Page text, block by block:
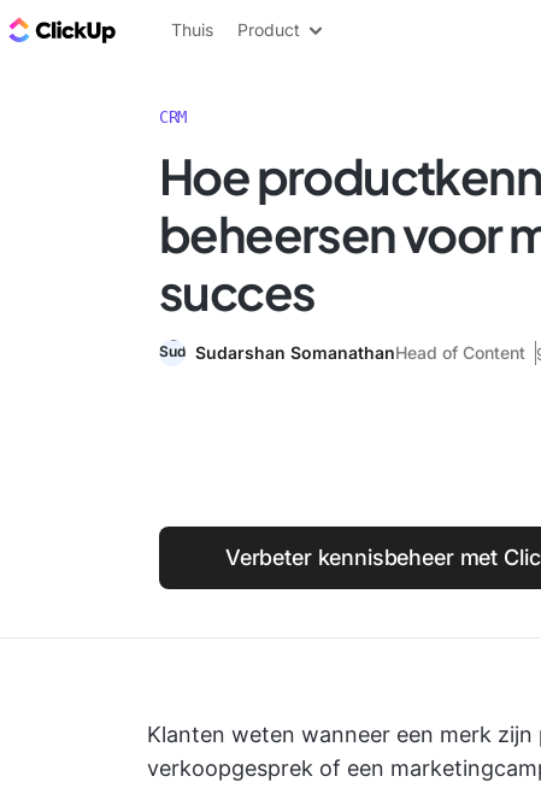
ClickUp Blog
Thuis Product
CRM
Hoe
beheersen voor
succes
Sudarshan SomanathanHead of Content
Verbeter kennisbeheer met
Klanten weten wanneer een merk
verkoopgesprek of een